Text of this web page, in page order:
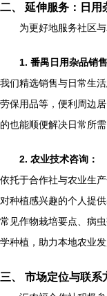
二、 延伸服务：日用
为更好地服务社区
1. 番禺日用杂品销售
我们精选销售与日常生
劳保用品等，便利周边
的也能顺便解决日常所需
2. 农业技术咨询：
依托于合作社与农业生
对种植感兴趣的个人提
常见作物栽培要点、病
学种植，助力本地农业发
三、 市场定位与联系